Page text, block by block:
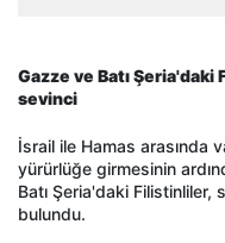
Gazze ve Batı
sevinci
İsrail ile Hamas arasında
yürürlüğe girmesinin
Batı Şeria'daki
bulundu.